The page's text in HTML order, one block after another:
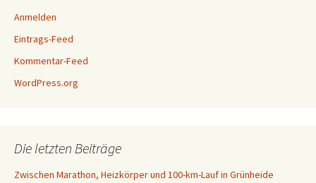
Anmelden
Eintrags-Feed
Kommentar-Feed
WordPress.org
Die letzten Beiträge
Zwischen Marathon, Heizkörper und 100-km-Lauf in Grünheide